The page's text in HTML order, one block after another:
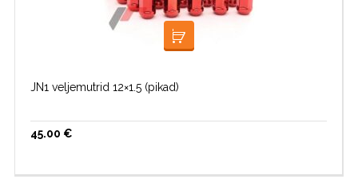
VALI
JN1 veljemutrid 12×1.5 (pikad)
45.00 €